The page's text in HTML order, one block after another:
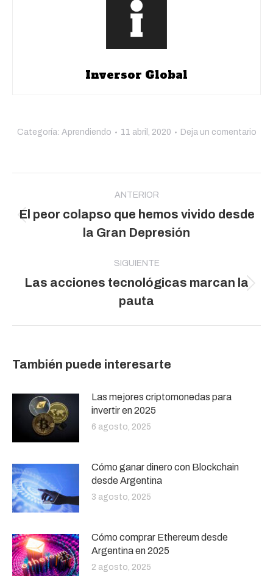
Inversor Global
Categoría: Aprendiendo 11 abril, 2020 Deja un comentario
publicaciones
ANTERIOR
Publicación
anterior:
El peor colapso que hemos vivido desde
la Gran Depresión
SIGUIENTE
Publicación
siguiente:
Las acciones tecnológicas marcan la
pauta
También puede interesarte
Las mejores criptomonedas para
invertir en 2025
6 agosto, 2025
Cómo ganar dinero con Blockchain
desde Argentina
3 agosto, 2025
Cómo comprar Ethereum desde
Argentina en 2025
2 agosto, 2025